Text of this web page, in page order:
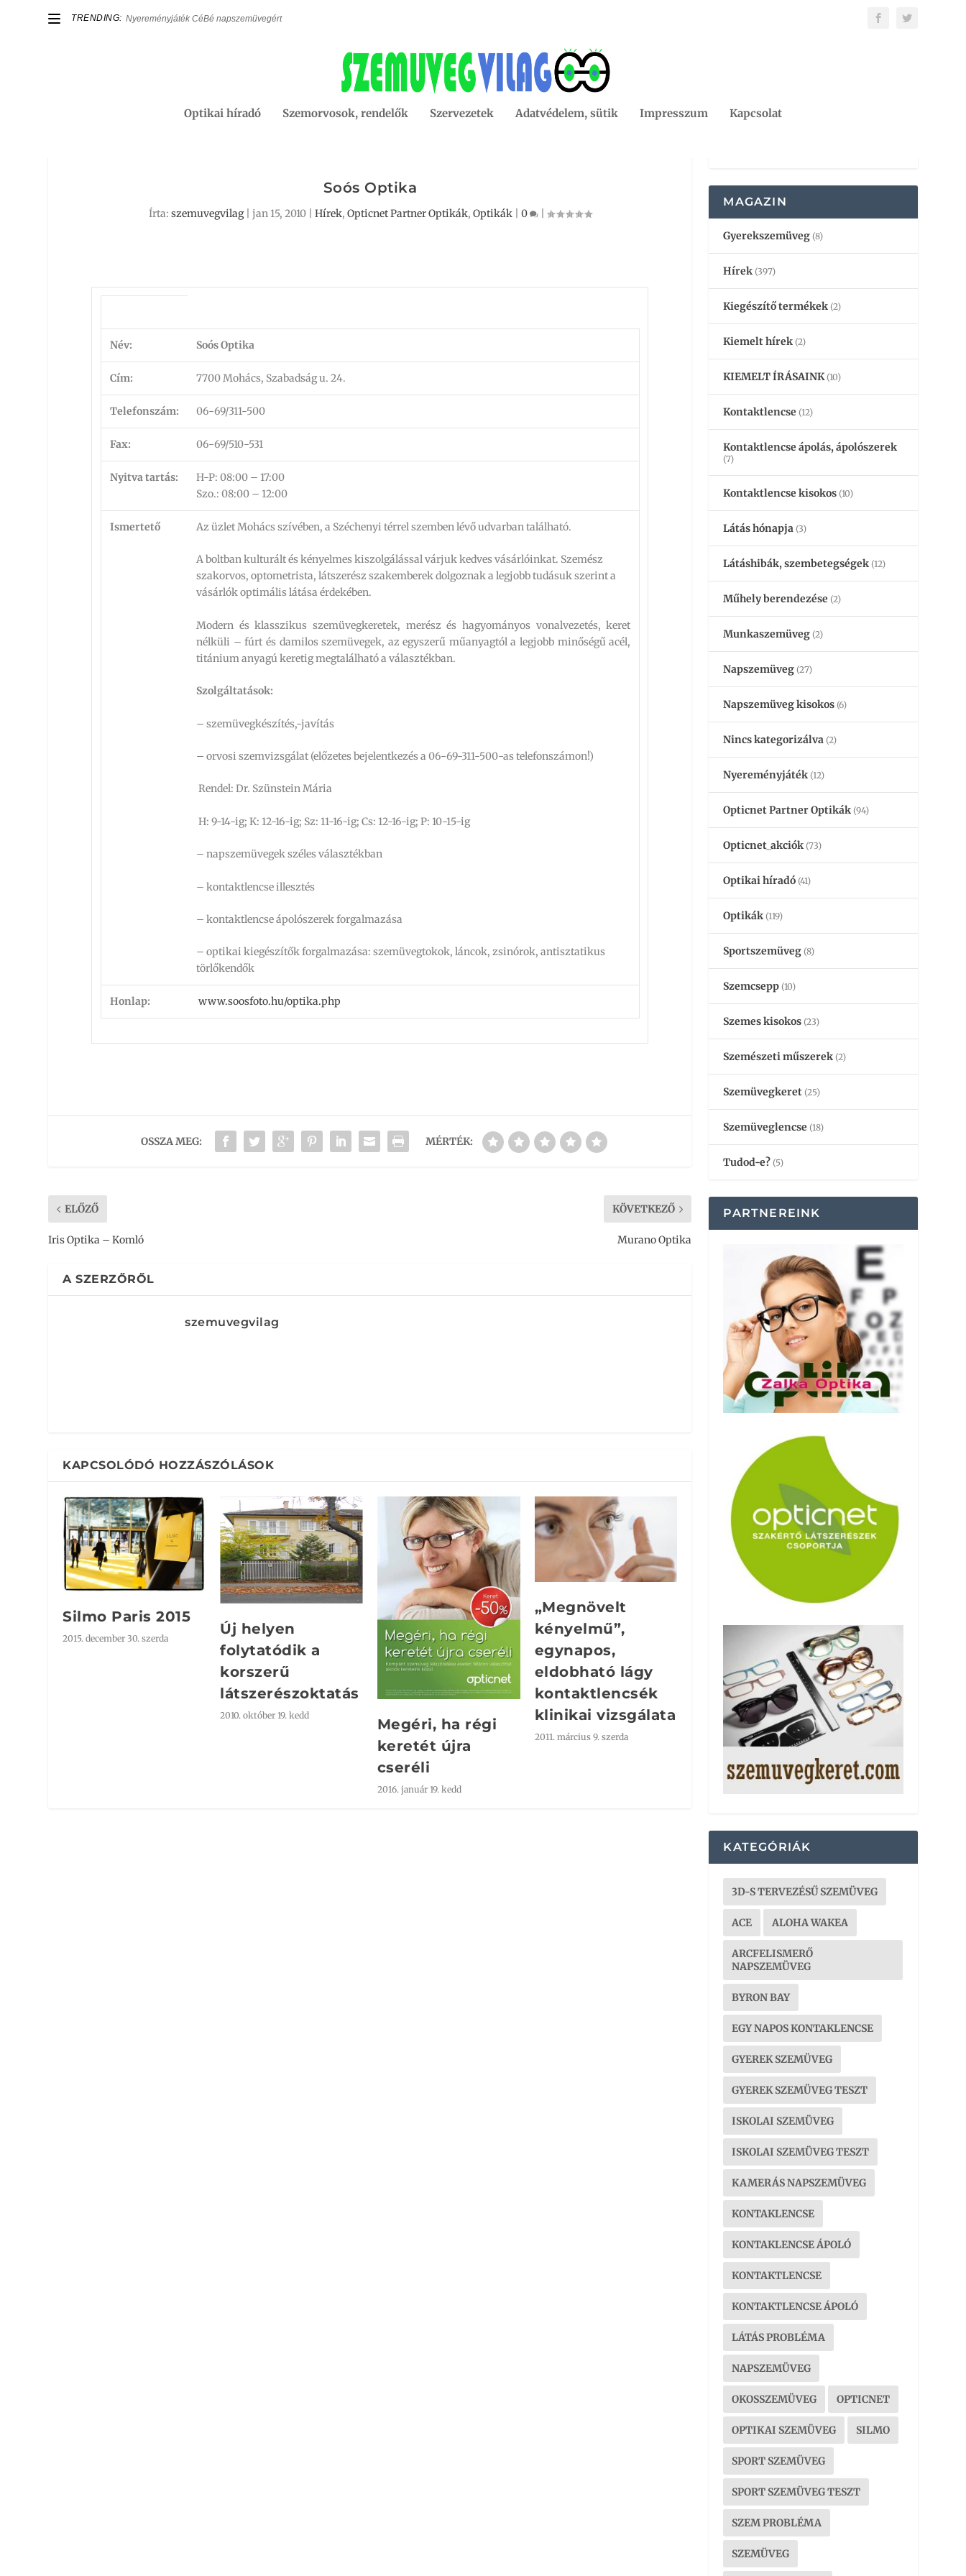
TRENDING: Nyereményjáték CéBé napszemüvegért
Optikai híradó Szemorvosok, rendelők Szervezetek Adatvédelem, sütik Impresszum Kapcsolat
Soós Optika
Írta: szemuvegvilag| jan 15, 2010| Hírek, Opticnet Partner Optikák, Optikák| 0 |
Név: Soós Optika
Cím: 7700 Mohács, Szabadság u. 24.
Telefonszám: 06-69/311-500
Fax: 06-69/510-531
Nyitva tartás:
H-P: 08:00 – 17:00
Szo.: 08:00 – 12:00
Ismertető Az üzlet Mohács szívében, a Széchenyi térrel szemben lévő udvarban található.
A boltban kulturált és kényelmes kiszolgálással várjuk kedves vásárlóinkat. Szemész
szakorvos, optometrista, látszerész szakemberek dolgoznak a legjobb tudásuk szerint a
vásárlók optimális látása érdekében.
Modern és klasszikus szemüvegkeretek, merész és hagyományos vonalvezetés, keret
nélküli – fúrt és damilos szemüvegek, az egyszerű műanyagtól a legjobb minőségű acél,
titánium anyagú keretig megtalálható a választékban.
Szolgáltatások:
– szemüvegkészítés,-javítás
– orvosi szemvizsgálat (előzetes bejelentkezés a 06-69-311-500-as telefonszámon!)
Rendel: Dr. Szünstein Mária
H: 9-14-ig; K: 12-16-ig; Sz: 11-16-ig; Cs: 12-16-ig; P: 10-15-ig
– napszemüvegek széles választékban
– kontaktlencse illesztés
– kontaktlencse ápolószerek forgalmazása
– optikai kiegészítők forgalmazása: szemüvegtokok, láncok, zsinórok, antisztatikus
törlőkendők
Honlap: www.soosfoto.hu/optika.php
OSSZA MEG: MÉRTÉK:
ELŐZŐ
Iris Optika – Komló
KÖVETKEZŐ
Murano Optika
A SZERZŐRŐL
szemuvegvilag
KAPCSOLÓDÓ HOZZÁSZÓLÁSOK
Silmo Paris 2015
2015. december 30. szerda
Új helyen
folytatódik a
korszerű
látszerészoktatás
2010. október 19. kedd
Megéri, ha régi
keretét újra
cseréli
2016. január 19. kedd
„Megnövelt
kényelmű”,
egynapos,
eldobható lágy
kontaktlencsék
klinikai vizsgálata
2011. március 9. szerda
MAGAZIN
Gyerekszemüveg (8)
Hírek (397)
Kiegészítő termékek (2)
Kiemelt hírek (2)
KIEMELT ÍRÁSAINK(10)
Kontaktlencse (12)
Kontaktlencse ápolás, ápolószerek
(7)
Kontaktlencse kisokos (10)
Látás hónapja (3)
Látáshibák, szembetegségek (12)
Műhely berendezése (2)
Munkaszemüveg (2)
Napszemüveg (27)
Napszemüveg kisokos (6)
Nincs kategorizálva (2)
Nyereményjáték (12)
Opticnet Partner Optikák (94)
Opticnet_akciók (73)
Optikai híradó (41)
Optikák (119)
Sportszemüveg (8)
Szemcsepp (10)
Szemes kisokos (23)
Szemészeti műszerek (2)
Szemüvegkeret (25)
Szemüveglencse (18)
Tudod-e? (5)
PARTNEREINK
KATEGÓRIÁK
3D-S TERVEZÉSŰ SZEMÜVEG
ACE ALOHA WAKEA
ARCFELISMERŐ
NAPSZEMÜVEG
BYRON BAY
EGY NAPOS KONTAKLENCSE
GYEREK SZEMÜVEG
GYEREK SZEMÜVEG TESZT
ISKOLAI SZEMÜVEG
ISKOLAI SZEMÜVEG TESZT
KAMERÁS NAPSZEMÜVEG
KONTAKLENCSE
KONTAKLENCSE ÁPOLÓ
KONTAKTLENCSE
KONTAKTLENCSE ÁPOLÓ
LÁTÁS PROBLÉMA
NAPSZEMÜVEG
OKOSSZEMÜVEG OPTICNET
OPTIKAI SZEMÜVEG SILMO
SPORT SZEMÜVEG
SPORT SZEMÜVEG TESZT
SZEM PROBLÉMA
SZEMÜVEG